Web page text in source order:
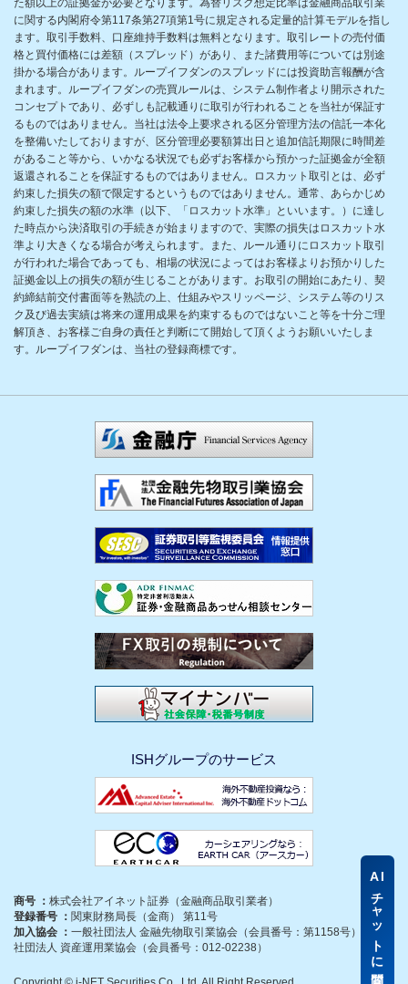
に関する内閣府令第117条第27項第1号に規定される定量的計算モデルを指し
ます。取引手数料、口座維持手数料は無料となります。取引レートの売付価
格と買付価格には差額（スプレッド）があり、また諸費用等については別途
掛かる場合があります。ループイフダンのスプレッドには投資助言報酬が含
まれます。ループイフダンの売買ルールは、システム制作者より開示された
コンセプトであり、必ずしも記載通りに取引が行われることを当社が保証す
るものではありません。当社は法令上要求される区分管理方法の信託一本化
を整備いたしておりますが、区分管理必要額算出日と追加信託期限に時間差
があること等から、いかなる状況でも必ずお客様から預かった証拠金が全額
返還されることを保証するものではありません。ロスカット取引とは、必ず
約束した損失の額で限定するというものではありません。通常、あらかじめ
約束した損失の額の水準（以下、「ロスカット水準」といいます。）に達し
た時点から決済取引の手続きが始まりますので、実際の損失はロスカット水
準より大きくなる場合が考えられます。また、ルール通りにロスカット取引
が行われた場合であっても、相場の状況によってはお客様よりお預かりした
証拠金以上の損失の額が生じることがあります。お取引の開始にあたり、契
約締結前交付書面等を熟読の上、仕組みやスリッページ、システム等のリス
ク及び過去実績は将来の運用成果を約束するものではないこと等を十分ご理
解頂き、お客様ご自身の責任と判断にて開始して頂くようお願いいたしま
す。ループイフダンは、当社の登録商標です。
ISHグループのサービス
商号 ： 株式会社アイネット証券（金融商品取引業者）
登録番号 ： 関東財務局長（金商） 第11号
加入協会 ： 一般社団法人 金融先物取引業協会（会員番号：第1158号）、一般
社団法人 資産運用業協会（会員番号：012-02238）
AI
チャットに質問